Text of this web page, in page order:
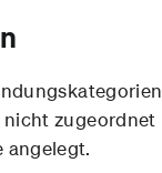
nicht zugeordnet
angelegt.